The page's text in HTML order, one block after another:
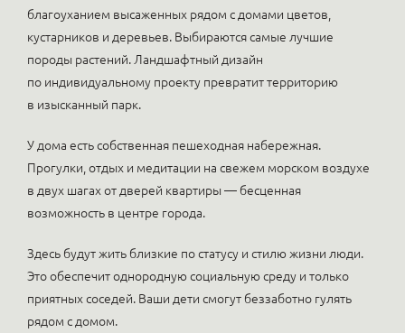
благоуханием высаженных рядом с домами цветов,
кустарников и деревьев. Выбираются самые лучшие
породы растений. Ландшафтный дизайн
по индивидуальному проекту превратит территорию
в изысканный парк.
У дома есть собственная пешеходная набережная.
Прогулки, отдых и медитации на свежем морском воздухе
в двух шагах от дверей квартиры — бесценная
возможность в центре города.
Здесь будут жить близкие по статусу и стилю жизни люди.
Это обеспечит однородную социальную среду и только
приятных соседей. Ваши дети смогут беззаботно гулять
рядом с домом.